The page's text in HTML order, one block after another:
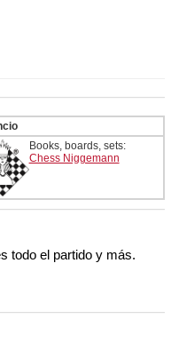
Books, boards, sets:
Chess Niggemann
todo el partido y más.